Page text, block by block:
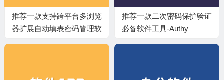
推荐一款支持跨平台多浏览
器扩展自动填表密码管理软
推荐一款二次密码保护验证
必备软件工具-Authy